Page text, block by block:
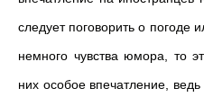
следует поговорить о погоде
немного чувства юмора, то
них особое впечатление,